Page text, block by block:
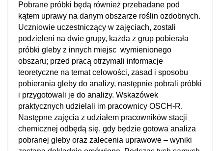
Pobrane próbki będą również przebadane pod
kątem uprawy na danym obszarze roślin ozdobnych.
Uczniowie uczestniczący w zajęciach, zostali
podzieleni na dwie grupy, każda z grup pobierała
próbki gleby z innych miejsc wymienionego
obszaru; przed pracą otrzymali informacje
teoretyczne na temat celowości, zasad i sposobu
pobierania gleby do analizy, następnie pobrali próbki
i przygotowali je do analizy. Wskazówek
praktycznych udzielali im pracownicy OSCH-R.
Następne zajęcia z udziałem pracowników stacji
chemicznej odbędą się, gdy będzie gotowa analiza
pobranej gleby oraz zalecenia uprawowe – wyniki